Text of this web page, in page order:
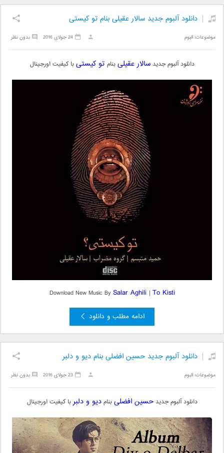
دانلود آلبوم جدید سالار عقیلی بنام تو کیستی
موضوعات:البوم بدون نظر 24 جولای 2016
دانلود آلبوم جدیدسالار عقیلیبنام تو کیستیبا کیفیت اورجینال
Download New Music BySalar Aghili | To Kisti
ادامه مطلب و دانلود
دانلود آلبوم جدید حسین افضلی بنام دیو و دلبر
موضوعات:البوم بدون نظر 23 جولای 2016
دانلود آلبوم جدیدحسین افضلیبنامدیو و دلبربا کیفیت اورجینال